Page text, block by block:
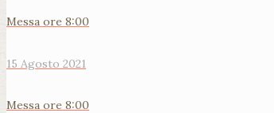
Messa ore 8:00
15 Agosto 2021
Messa ore 8:00